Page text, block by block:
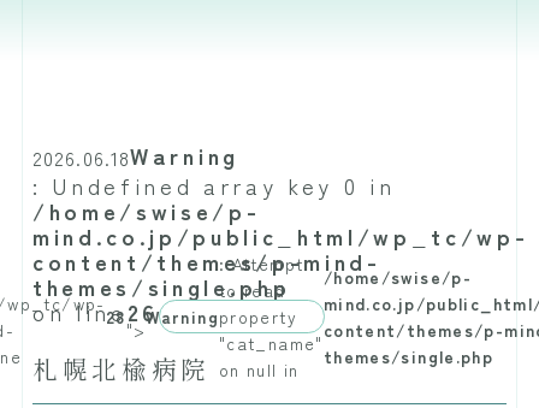
2026.06.18Warning
: Undefined array key 0 in
/home/swise/p-
mind.co.jp/public_html/wp_tc/wp-
content/themes/p-mind-
themes/single.php
on line26
wp_tc/wp-
28
">
Warning
: Attempt
to read
property
"cat_name"
on null in
/home/swise/p-
mind.co.jp/
content/themes/p-
themes/single.php
札幌北楡病院